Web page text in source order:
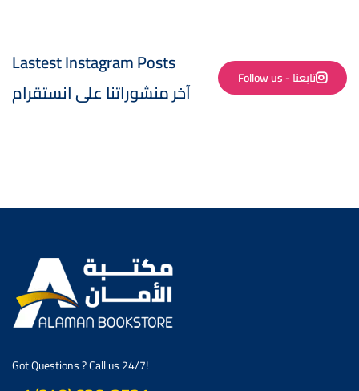
Lastest Instagram Posts
آخر منشوراتنا على انستقرام
Follow us - تابعنا
Got Questions ? Call us 24/7!